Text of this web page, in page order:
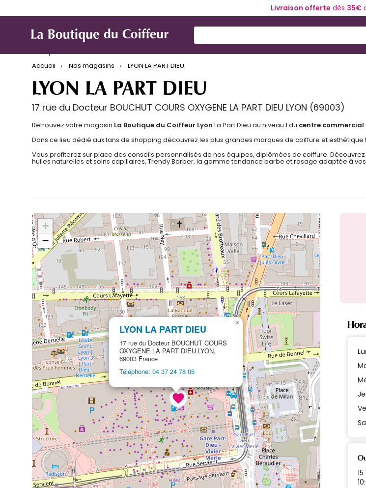
Livraison offerte dès 35€
Marques Produit de coiffure Matériel de coiffure Coloration et
Accueil
Nos magasins LYON LA PART DIEU
LYON LA PART DIEU
17 rue du Docteur BOUCHUT COURS OXYGENE LA PART DIEU LYON (69003)
Retrouvez votre magasin La Boutique du Coiffeur Lyon La Part Dieu au niveau 1 du centre commercial
Dans ce lieu dédié aux fans de shopping découvrez les plus grandes marques de coiffure et esthétique
Vous profiterez sur place des conseils personnalisés de nos équipes, diplômées de coiffure.
huiles naturelles et soins capillaires, Trendy Barber, la gamme tendance barbe et rasage adaptée à
LYON LA PART DIEU
17 rue du Docteur BOUCHUT COURS
OXYGENE LA PART DIEU LYON,
69003 France
Téléphone: 04 37 24 78 05
×
+
−